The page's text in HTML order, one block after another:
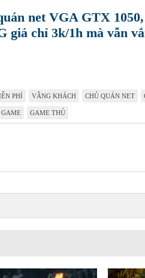
net VGA GTX
giá chỉ 3k/1h mà vẫn
PHÍ VẮNG KHÁCH CHỦ QUÁN NET
GAME GAME THỦ